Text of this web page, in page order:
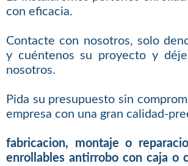
con eficacia.
Contacte con nosotros, solo
y cuéntenos su proyecto y
nosotros.
Pida su presupuesto sin
empresa con una gran calidad-
fabricacion, montaje o
enrollables antirrobo con caja o